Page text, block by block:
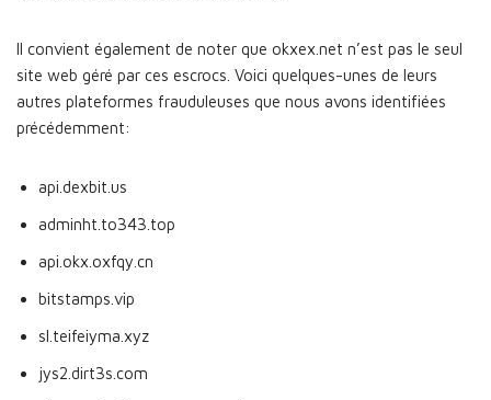
Il convient également de noter que okxex.net n’est pas le seul
site web géré par ces escrocs. Voici quelques-unes de leurs
autres plateformes frauduleuses que nous avons identifiées
précédemment:
api.dexbit.us
adminht.to343.top
api.okx.oxfqy.cn
bitstamps.vip
sl.teifeiyma.xyz
jys2.dirt3s.com